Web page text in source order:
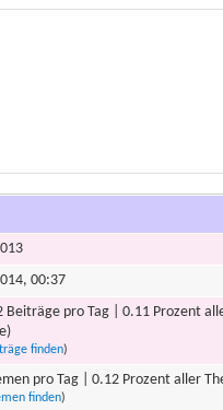
00:37
Beiträge pro Tag | 0.11 Prozent
finden)
pro Tag | 0.12 Prozent aller
finden)